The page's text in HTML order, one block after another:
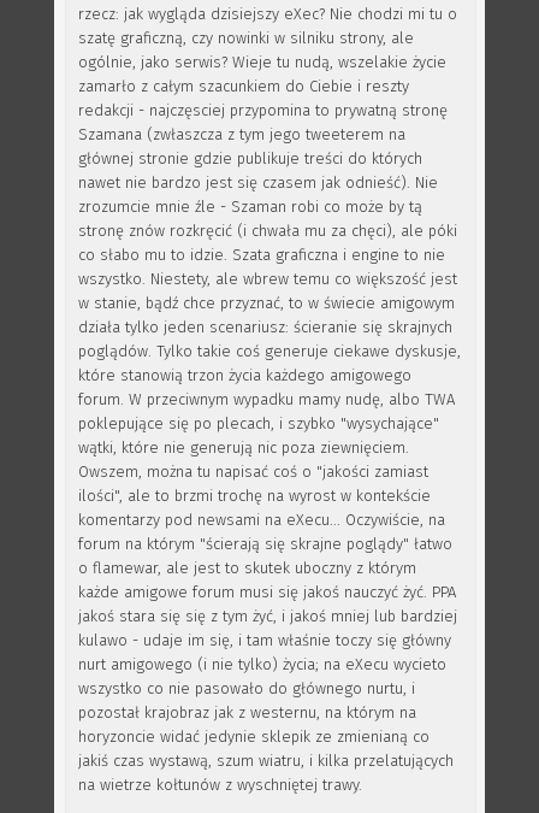
rzecz: jak wygląda dzisiejszy eXec? Nie chodzi mi tu o
szatę graficzną, czy nowinki w silniku strony, ale
ogólnie, jako serwis? Wieje tu nudą, wszelakie życie
zamarło z całym szacunkiem do Ciebie i reszty
redakcji - najczęsciej przypomina to prywatną stronę
Szamana (zwłaszcza z tym jego tweeterem na
głównej stronie gdzie publikuje treści do których
nawet nie bardzo jest się czasem jak odnieść). Nie
zrozumcie mnie źle - Szaman robi co może by tą
stronę znów rozkręcić (i chwała mu za chęci), ale póki
co słabo mu to idzie. Szata graficzna i engine to nie
wszystko. Niestety, ale wbrew temu co większość jest
w stanie, bądź chce przyznać, to w świecie amigowym
działa tylko jeden scenariusz: ścieranie się skrajnych
poglądów. Tylko takie coś generuje ciekawe dyskusje,
które stanowią trzon życia każdego amigowego
forum. W przeciwnym wypadku mamy nudę, albo TWA
poklepujące się po plecach, i szybko "wysychające"
wątki, które nie generują nic poza ziewnięciem.
Owszem, można tu napisać coś o "jakości zamiast
ilości", ale to brzmi trochę na wyrost w kontekście
komentarzy pod newsami na eXecu... Oczywiście, na
forum na którym "ścierają się skrajne poglądy" łatwo
o flamewar, ale jest to skutek uboczny z którym
każde amigowe forum musi się jakoś nauczyć żyć. PPA
jakoś stara się się z tym żyć, i jakoś mniej lub bardziej
kulawo - udaje im się, i tam właśnie toczy się główny
nurt amigowego (i nie tylko) życia; na eXecu wycieto
wszystko co nie pasowało do głównego nurtu, i
pozostał krajobraz jak z westernu, na którym na
horyzoncie widać jedynie sklepik ze zmienianą co
jakiś czas wystawą, szum wiatru, i kilka przelatujących
na wietrze kołtunów z wyschniętej trawy.